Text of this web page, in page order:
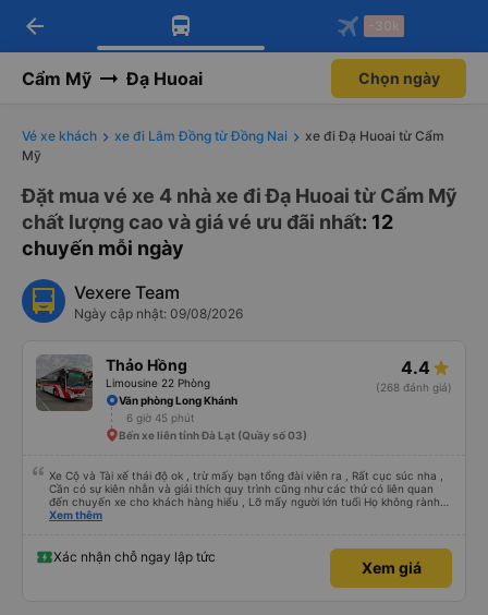
Tải app Vexere ngay!
Nhận ưu đãi thành viên độc
Mở app
Tải app Vexere
-30k/ghế khi đặt vé máy bay qua
Mở app
arrow_back -30k
Cẩm Mỹ Đạ Huoai Chọn ngày
Vé xe khách xe đi Lâm Đồng từ Đồng Nai
xe đi Đạ Huoai từ Cẩm
Mỹ
Đặt mua vé xe 4 nhà xe đi Đạ Huoai từ Cẩm Mỹ
chất lượng cao và giá vé ưu đãi nhất: 12
chuyến mỗi ngày
Vexere Team
Ngày cập nhật: 09/08/2026
Thảo Hồng
Limousine 22 Phòng
4.4
(268 đánh giá)
Văn phòng Long Khánh
6 giờ 45 phút
Bến xe liên tỉnh Đà Lạt (Quầy số 03)
Xe Cộ và Tài xế thái độ ok , trừ mấy bạn tổng đài viên ra , Rất cục súc nha ,
Cần có sự kiên nhẫn và giải thích quy trình cũng như các thứ có liên quan
đến chuyến xe cho khách hàng hiểu , Lỡ mấy người lớn tuổi Họ không rành
công nghệ , đặt xe mà tụi em nói giọng đó , không ai đi đâu ! xin góp ý ,
Xem thêm
Xác nhận chỗ ngay lập tức
Xem giá